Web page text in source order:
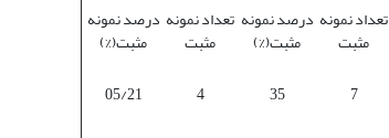
تعداد نمونه
مثبت
درصد نمونه
مثبت(%)
تعداد نمونه
مثبت
درصد نمونه
مثبت(%)
7
35
4
05/21